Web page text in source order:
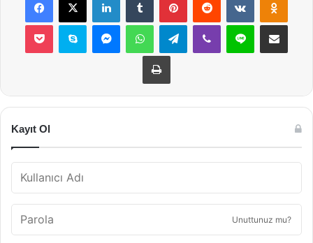
Pocket Skype MessengerWhatsAppTelegramViber Line E-Posta ile
Yazdır
Kayıt Ol
Unuttunuz mu?